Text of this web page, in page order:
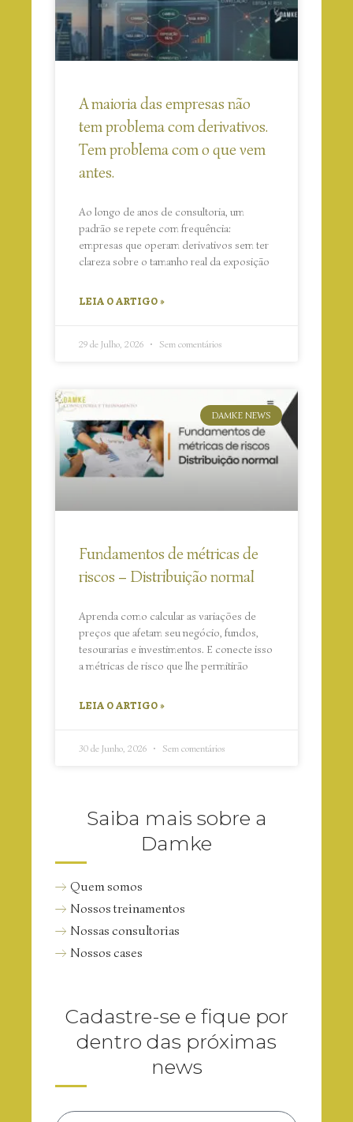
A maioria das empresas não
tem problema com derivativos.
Tem problema com o que vem
antes.
Ao longo de anos de consultoria, um
padrão se repete com frequência:
empresas que operam derivativos sem ter
clareza sobre o tamanho real da exposição
LEIA O ARTIGO »
29 de Julho, 2026 Sem comentários
DAMKE NEWS
Fundamentos de métricas de
riscos – Distribuição normal
Aprenda como calcular as variações de
preços que afetam seu negócio, fundos,
tesourarias e investimentos. E conecte isso
a métricas de risco que lhe permitirão
LEIA O ARTIGO »
30 de Junho, 2026 Sem comentários
Saiba mais sobre a
Damke
Quem somos
Nossos treinamentos
Nossas consultorias
Nossos cases
Cadastre-se e fique por
dentro das próximas
news